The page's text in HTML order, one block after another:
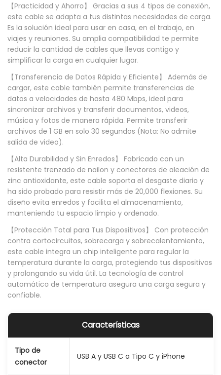
4
e
n
1
U
S
B
C
5
W
P
D
2
7
W
C
o
m
p
a
t
l
e
i
【Practicidad y Ahorro】 Gracias a sus 4 tipos de conexión,
este cable se adapta a tus distintas necesidades de carga.
Es la solución ideal para usar en casa, en el trabajo, en
viajes y reuniones. Su amplia compatibilidad te permite
reducir la cantidad de cables que llevas contigo y
simplificar la carga en cualquier lugar.
【Transferencia de Datos Rápida y Eficiente】 Además de
cargar, este cable también permite transferencias de
datos a velocidades de hasta 480 Mbps, ideal para
sincronizar archivos y transferir documentos, videos,
música y fotos de manera rápida. Permite transferir
archivos de 1 GB en solo 30 segundos (Nota: No admite
salida de video).
【Alta Durabilidad y Sin Enredos】 Fabricado con un
resistente trenzado de nailon y conectores de aleación de
zinc antioxidante, este cable soporta el desgaste diario y
ha sido probado para resistir más de 20,000 flexiones. Su
diseño evita enredos y facilita el almacenamiento,
manteniendo tu espacio limpio y ordenado.
【Protección Total para Tus Dispositivos】 Con protección
contra cortocircuitos, sobrecarga y sobrecalentamiento,
este cable integra un chip inteligente para regular la
temperatura durante la carga, protegiendo tus dispositivos
y prolongando su vida útil. La tecnología de control
automático de temperatura asegura una carga segura y
confiable.
Características
Tipo de
conector
USB A y USB C a Tipo C y iPhone